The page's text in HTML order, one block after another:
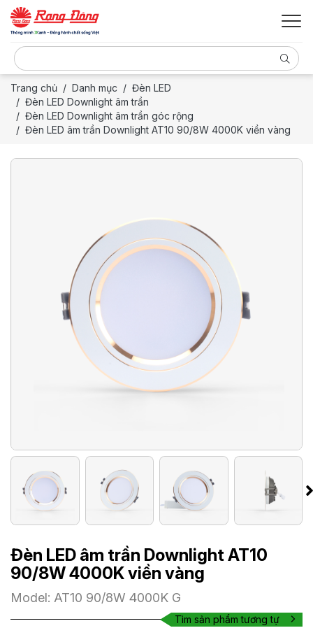
Trang chủ Danh mục
Đèn LED
Đèn LED Downlight âm trần
Đèn LED Downlight âm trần góc rộng
Đèn LED âm trần Downlight AT10 90/8W 4000K viền vàng
Đèn LED âm trần Downlight AT10
90/8W 4000K viền vàng
Model: AT10 90/8W 4000K G
Tìm sản phẩm tương tự